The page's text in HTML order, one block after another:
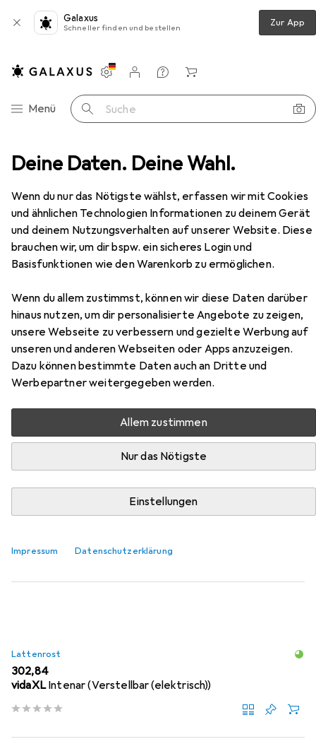
Deine Daten. Deine Wahl.
Wenn du nur das Nötigste wählst, erfassen wir mit Cookies
und ähnlichen Technologien Informationen zu deinem Gerät
und deinem Nutzungsverhalten auf unserer Website. Diese
brauchen wir, um dir bspw. ein sicheres Login und
Basisfunktionen wie den Warenkorb zu ermöglichen.
Wenn du allem zustimmst, können wir diese Daten darüber
hinaus nutzen, um dir personalisierte Angebote zu zeigen,
unsere Webseite zu verbessern und gezielte Werbung auf
unseren und anderen Webseiten oder Apps anzuzeigen.
Dazu können bestimmte Daten auch an Dritte und
Werbepartner weitergegeben werden.
Allem zustimmen
Nur das Nötigste
Einstellungen
Impressum Datenschutzerklärung
Galaxus
Schneller finden und bestellen Zur App
Navigation nach Kategorien
Menü Suche
Einstellungen
Kundenkonto
Vergleichslisten
Merklisten
Warenkorb
Bett vidaXL Inlonina (Schlichtes Design)
EUR
377,36
vidaXLInlonina (Schlichtes Design)
90 x 190 cm
Zubehör für vidaXL Inlonina
(Schlichtes Design)
Hier findest du passendes Zubehör zum Produkt vidaXL
Inlonina (Schlichtes Design) aus der Kategorie Lattenrost.
Relevanz
Produktliste
EUR
311,14
Lattenrost
EUR
302,84
vidaXL Intenar (Verstellbar (elektrisch))